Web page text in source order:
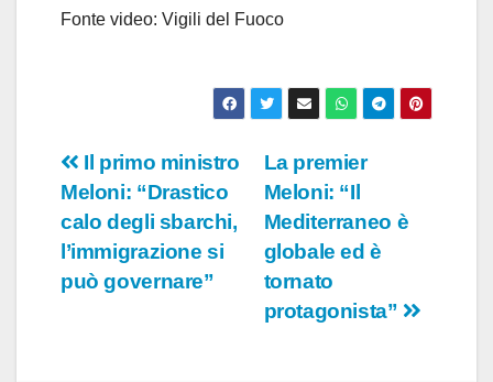
Fonte video: Vigili del Fuoco
Navigazione
articoli
La premier
Meloni: “Il
Mediterraneo è
globale ed è
tornato
protagonista”
Il primo ministro
Meloni: “Drastico
calo degli sbarchi,
l’immigrazione si
può governare”